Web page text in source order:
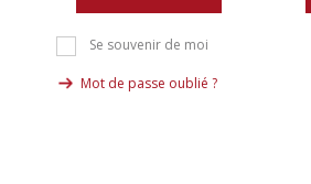
Se souvenir de moi
Mot de passe oublié ?